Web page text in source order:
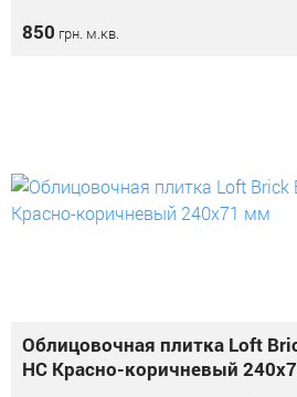
850 грн. м.кв.
Облицовочная плитка Loft
НС Красно-коричневый